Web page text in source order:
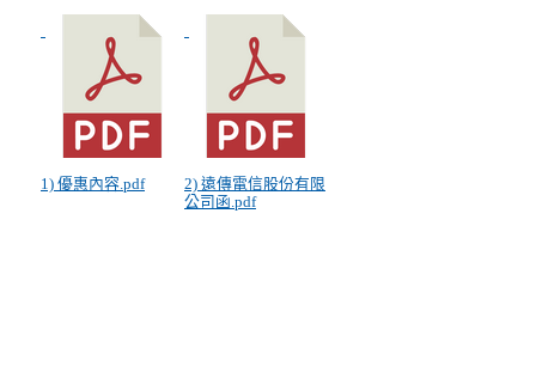
1) 優惠內容.pdf
2) 遠傳電信股份有限
公司函.pdf